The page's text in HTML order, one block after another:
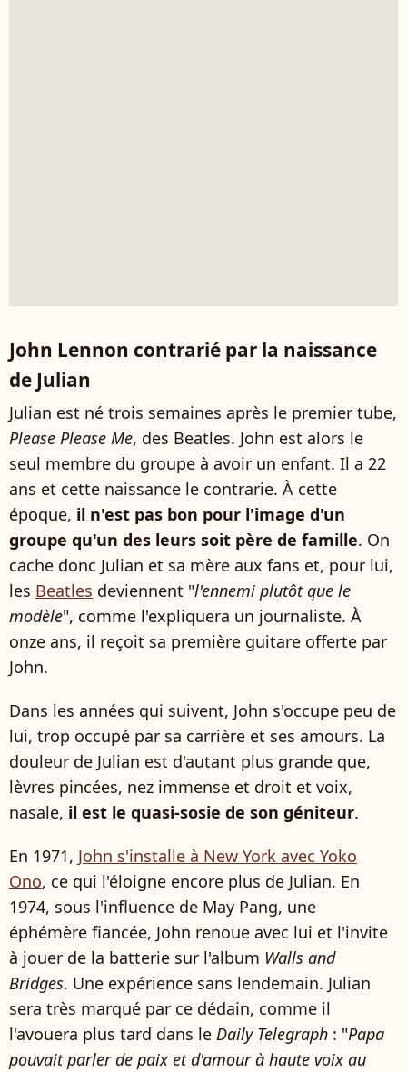
John Lennon contrarié par la naissance
de Julian
Julian est né trois semaines après le premier tube,
Please Please Me, des Beatles. John est alors le
seul membre du groupe à avoir un enfant. Il a 22
ans et cette naissance le contrarie. À cette
époque, il n'est pas bon pour l'image d'un
groupe qu'un des leurs soit père de famille. On
cache donc Julian et sa mère aux fans et, pour lui,
les Beatles deviennent "l'ennemi plutôt que le
modèle", comme l'expliquera un journaliste. À
onze ans, il reçoit sa première guitare offerte par
John.
Dans les années qui suivent, John s'occupe peu de
lui, trop occupé par sa carrière et ses amours. La
douleur de Julian est d'autant plus grande que,
lèvres pincées, nez immense et droit et voix,
nasale, il est le quasi-sosie de son géniteur.
En 1971, John s'installe à New York avec Yoko
Ono, ce qui l'éloigne encore plus de Julian. En
1974, sous l'influence de May Pang, une
éphémère fiancée, John renoue avec lui et l'invite
à jouer de la batterie sur l'album Walls and
Bridges. Une expérience sans lendemain. Julian
sera très marqué par ce dédain, comme il
l'avouera plus tard dans le Daily Telegraph : "Papa
pouvait parler de paix et d'amour à haute voix au